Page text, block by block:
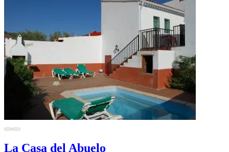
La Casa del Abuelo